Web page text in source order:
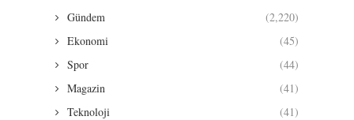
Gündem
(2,220)
Ekonomi
(45)
Spor
(44)
Magazin
(41)
Teknoloji
(41)